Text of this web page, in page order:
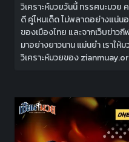
วิเคราะห์มวยวันนี้ ทรรศนะมว
ดี คู่ไหนเด็ด ไม่พลาดอย่างแน่น
ของเมืองไทย และจากเว็บข่าว
มาอย่างยาวนาน แม่นยำ เราใ
วิเคราะห์มวยของ